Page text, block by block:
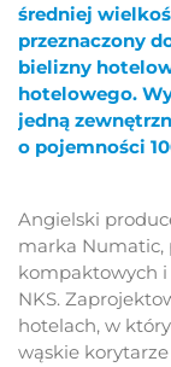
średniej
przeznaczony
bielizny
hotelowego.
jedną
o pojemności
Angielski
marka Numatic,
kompaktowych
NKS.
hotelach, w
wąskie